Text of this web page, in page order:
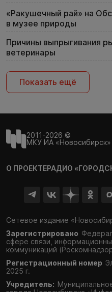
«Ракушечный рай» на
в музее природы
Причины выпрыгивания
ветеринары
Показать ещё
2011-2026 ©
МКУ ИА «Новосибирск»
О ПРОЕКТЕРАДИО
Сетевое издание
Зарегистрировано
сфере связи,
коммуникаций
Регистрационный номер
2025 г.
Учредитель: